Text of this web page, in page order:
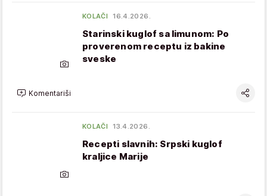
KOLAČI 16.4.2026.
Starinski kuglof sa limunom: Po
proverenom receptu iz bakine
sveske
Komentariši
KOLAČI 13.4.2026.
Recepti slavnih: Srpski kuglof
kraljice Marije